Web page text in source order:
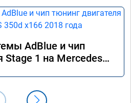
AdBlue и чип
Stage 1 на Mercedes